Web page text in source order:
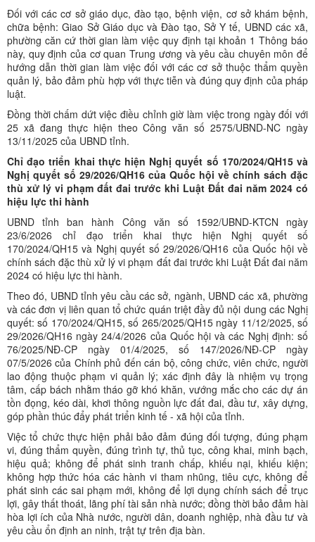
Đối với các cơ sở giáo dục, đào tạo, bệnh viện, cơ sở khám bệnh,
chữa bệnh: Giao Sở Giáo dục và Đào tạo, Sở Y tế, UBND các xã,
phường căn cứ thời gian làm việc quy định tại khoản 1 Thông báo
này, quy định của cơ quan Trung ương và yêu cầu chuyên môn để
hướng dẫn thời gian làm việc đối với các cơ sở thuộc thẩm quyền
quản lý, bảo đảm phù hợp với thực tiễn và đúng quy định của pháp
luật.
Đồng thời chấm dứt việc điều chỉnh giờ làm việc trong ngày đối với
25 xã đang thực hiện theo Công văn số 2575/UBND-NC ngày
13/11/2025 của UBND tỉnh.
Chỉ đạo triển khai thực hiện Nghị quyết số 170/2024/QH15 và
Nghị quyết số 29/2026/QH16 của Quốc hội về chính sách đặc
thù xử lý vi phạm đất đai trước khi Luật Đất đai năm 2024 có
hiệu lực thi hành
UBND tỉnh ban hành Công văn số 1592/UBND-KTCN ngày
23/6/2026 chỉ đạo triển khai thực hiện Nghị quyết số
170/2024/QH15 và Nghị quyết số 29/2026/QH16 của Quốc hội về
chính sách đặc thù xử lý vi phạm đất đai trước khi Luật Đất đai năm
2024 có hiệu lực thi hành.
Theo đó, UBND tỉnh yêu cầu các sở, ngành, UBND các xã, phường
và các đơn vị liên quan tổ chức quán triệt đầy đủ nội dung các Nghị
quyết: số 170/2024/QH15, số 265/2025/QH15 ngày 11/12/2025, số
29/2026/QH16 ngày 24/4/2026 của Quốc hội và các Nghị định: số
76/2025/NĐ-CP ngày 01/4/2025, số 147/2026/NĐ-CP ngày
07/5/2026 của Chính phủ đến cán bộ, công chức, viên chức, người
lao động thuộc phạm vi quản lý; xác định đây là nhiệm vụ trọng
tâm, cấp bách nhằm tháo gỡ khó khăn, vướng mắc cho các dự án
tồn đọng, kéo dài, khơi thông nguồn lực đất đai, đầu tư, xây dựng,
góp phần thúc đẩy phát triển kinh tế - xã hội của tỉnh.
Việc tổ chức thực hiện phải bảo đảm đúng đối tượng, đúng phạm
vi, đúng thẩm quyền, đúng trình tự, thủ tục, công khai, minh bạch,
hiệu quả; không để phát sinh tranh chấp, khiếu nại, khiếu kiện;
không hợp thức hóa các hành vi tham nhũng, tiêu cực, không để
phát sinh các sai phạm mới, không để lợi dụng chính sách để trục
lợi, gây thất thoát, lãng phí tài sản nhà nước; đồng thời bảo đảm hài
hòa lợi ích của Nhà nước, người dân, doanh nghiệp, nhà đầu tư và
yêu cầu ổn định an ninh, trật tự trên địa bàn.